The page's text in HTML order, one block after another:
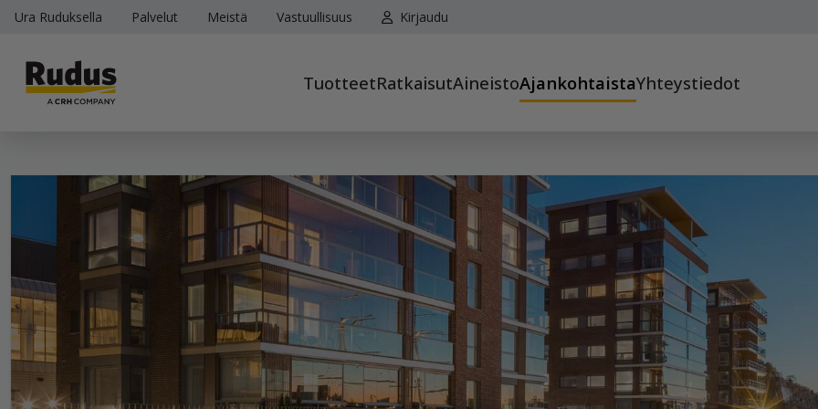
Ura Ruduksella Palvelut Meistä Vastuullisuus Kirjaudu
TuotteetRatkaisutAineistoAjankohtaistaYhteystiedot